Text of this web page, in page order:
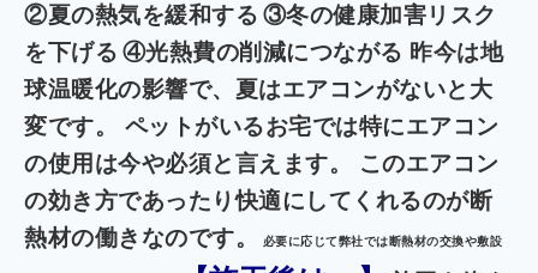
②夏の熱気を緩和する ③冬の健康加害リスク
を下げる ④光熱費の削減につながる 昨今は地
球温暖化の影響で、夏はエアコンがないと大
変です。 ペットがいるお宅では特にエアコン
の使用は今や必須と言えます。 このエアコン
の効き方であったり快適にしてくれるのが断
熱材の働きなのです。
必要に応じて弊社では断熱材の交換や敷設